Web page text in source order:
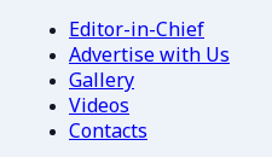
Editor-in-Chief
Advertise with Us
Gallery
Videos
Contacts